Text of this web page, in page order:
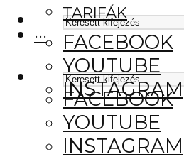
FACEBOOK
YOUTUBE
INSTAGRAM
TARIFÁK
···
FACEBOOK
YOUTUBE
INSTAGRAM